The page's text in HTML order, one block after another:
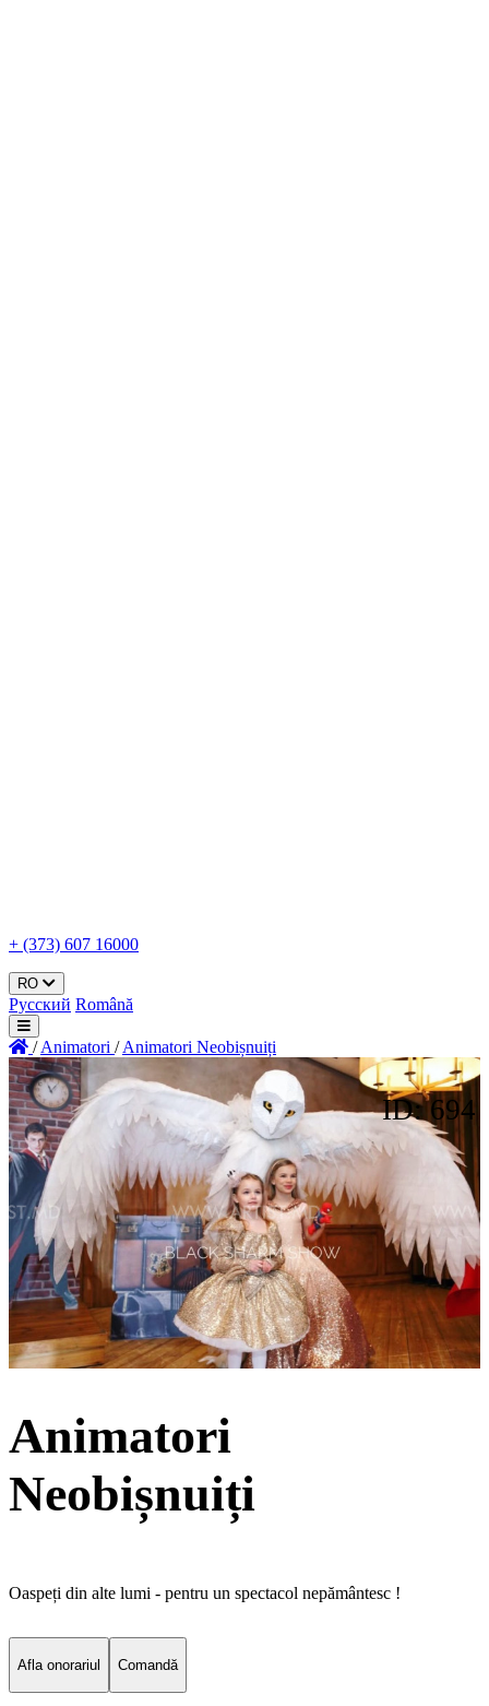
+ (373) 607 16000
RO
Русский Română
/ Animatori / Animatori Neobișnuiți
ID: 694
Animatori
Neobișnuiți
Oaspeți din alte lumi - pentru un spectacol nepământesc !
Afla onorariul Comandă